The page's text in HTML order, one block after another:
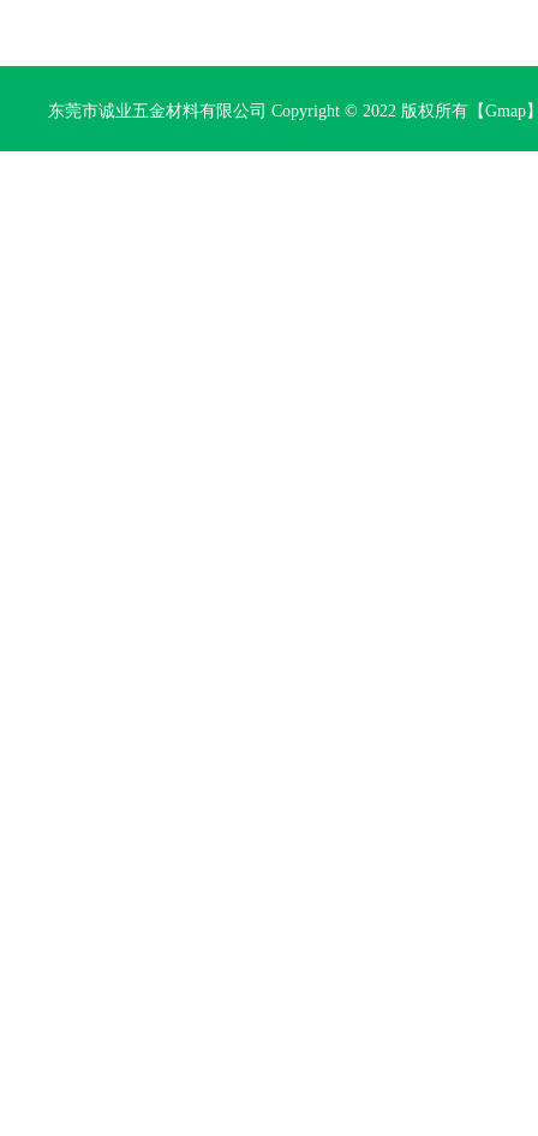
东莞市诚业五金材料有限公司 Copyright © 2022 版权所有【Gmap